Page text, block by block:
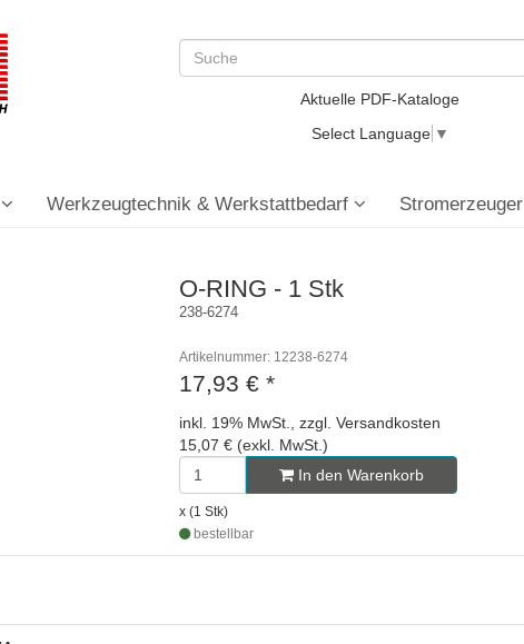
Aktuelle PDF-Kataloge
Select Language ▼
Werkzeugtechnik & Werkstattbedarf Stromerzeuger
O-RING - 1 Stk
238-6274
Artikelnummer: 12238-6274
17,93 € *
inkl. 19% MwSt., zzgl. Versandkosten
15,07 € (exkl. MwSt.)
In den Warenkorb
x (1 Stk)
bestellbar